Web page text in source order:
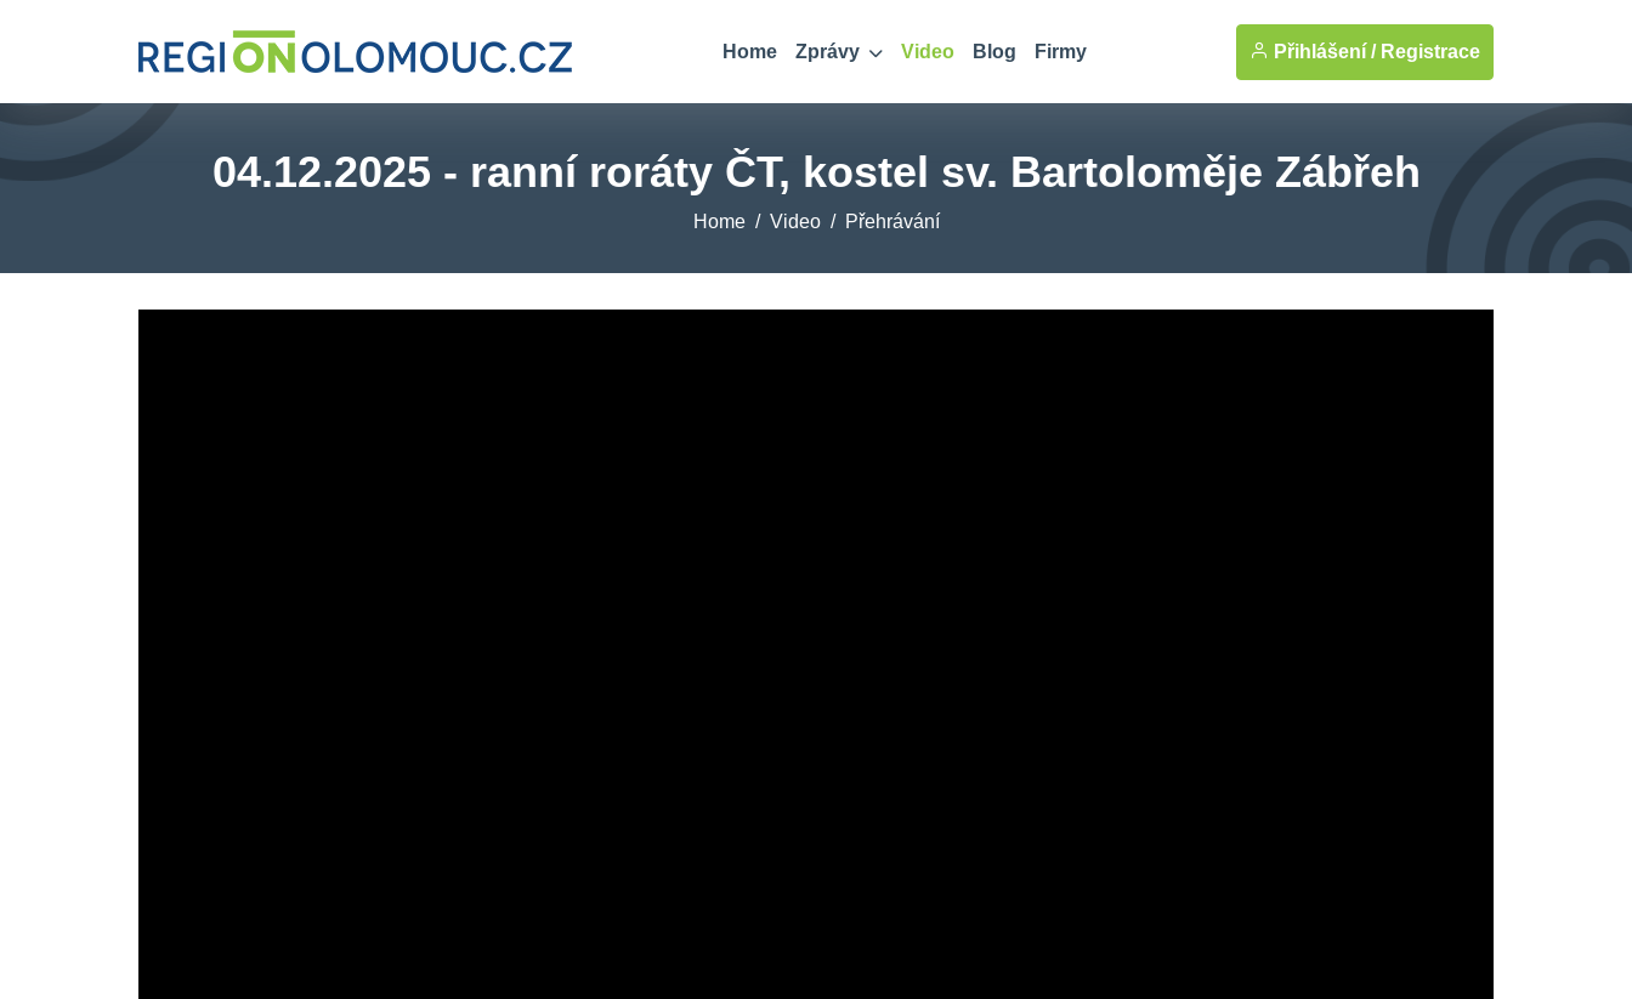
Home Zprávy Video Blog Firmy Přihlášení / Registrace
04.12.2025 - ranní roráty ČT, kostel sv. Bartoloměje Zábřeh
Home Video Přehrávání